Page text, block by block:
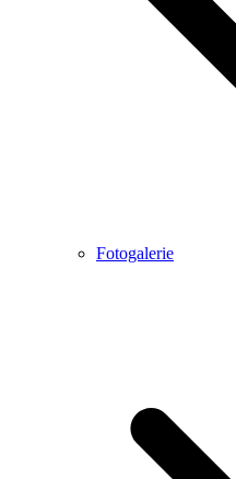
Fotogalerie